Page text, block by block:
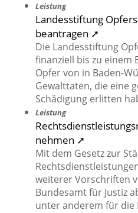
Leistung
Landesstiftung
beantragen ➚
Die Landesstiftung
finanziell bis zu einem
Opfer von in Baden-
Gewalttaten, die eine
Schädigung erlitten
Leistung
nehmen ➚
Mit dem Gesetz zur
weiterer Vorschriften
Bundesamt für Justiz
unter anderem für die